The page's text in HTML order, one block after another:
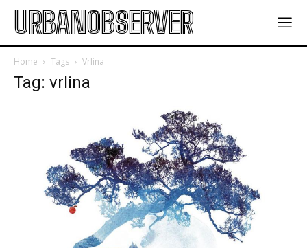
URBANOBSERVER
Home Tags Vrlina
Tag: vrlina